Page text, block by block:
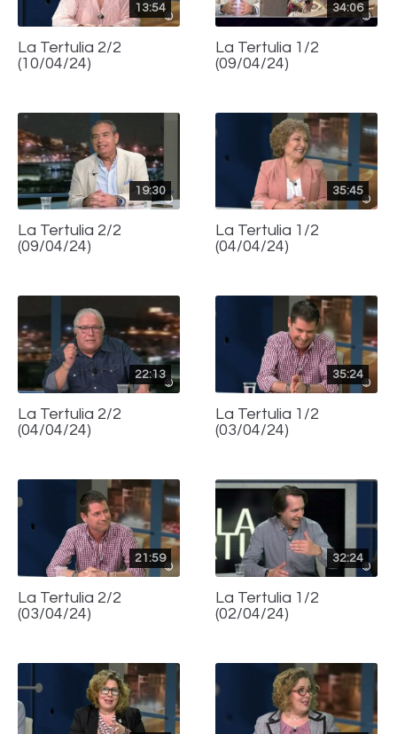
13:54
La Tertulia 2/2
(10/04/24)
34:06
La Tertulia 1/2
(09/04/24)
19:30
La Tertulia 2/2
(09/04/24)
35:45
La Tertulia 1/2
(04/04/24)
22:13
La Tertulia 2/2
(04/04/24)
35:24
La Tertulia 1/2
(03/04/24)
21:59
La Tertulia 2/2
(03/04/24)
32:24
La Tertulia 1/2
(02/04/24)